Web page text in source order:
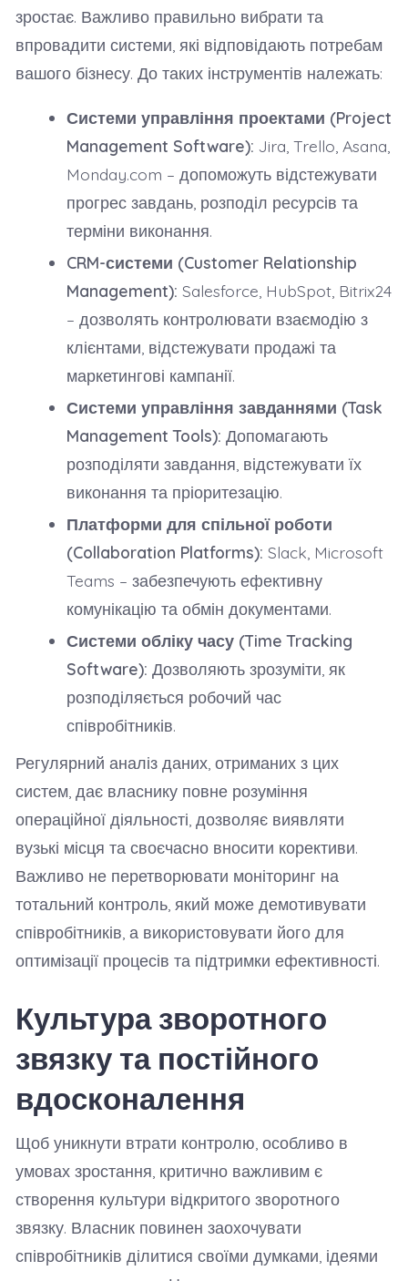
зростає. Важливо правильно вибрати та
впровадити системи, які відповідають потребам
вашого бізнесу. До таких інструментів належать:
Системи управління проектами (Project
Management Software): Jira, Trello, Asana,
Monday.com – допоможуть відстежувати
прогрес завдань, розподіл ресурсів та
терміни виконання.
CRM-системи (Customer Relationship
Management): Salesforce, HubSpot, Bitrix24
– дозволять контролювати взаємодію з
клієнтами, відстежувати продажі та
маркетингові кампанії.
Системи управління завданнями (Task
Management Tools): Допомагають
розподіляти завдання, відстежувати їх
виконання та пріоритезацію.
Платформи для спільної роботи
(Collaboration Platforms): Slack, Microsoft
Teams – забезпечують ефективну
комунікацію та обмін документами.
Системи обліку часу (Time Tracking
Software): Дозволяють зрозуміти, як
розподіляється робочий час
співробітників.
Регулярний аналіз даних, отриманих з цих
систем, дає власнику повне розуміння
операційної діяльності, дозволяє виявляти
вузькі місця та своєчасно вносити корективи.
Важливо не перетворювати моніторинг на
тотальний контроль, який може демотивувати
співробітників, а використовувати його для
оптимізації процесів та підтримки ефективності.
Культура зворотного
звязку та постійного
вдосконалення
Щоб уникнути втрати контролю, особливо в
умовах зростання, критично важливим є
створення культури відкритого зворотного
звязку. Власник повинен заохочувати
співробітників ділитися своїми думками, ідеями